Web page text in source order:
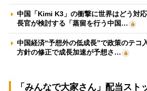
中国「Kimi K3」の衝撃に世界はどう対
長官が検討する「蒸留を行う中国…
中国経済“予想外の低成長”で政策のテ
方針の修正で成長加速が予想さ…
「みんなで大家さん」配当スト